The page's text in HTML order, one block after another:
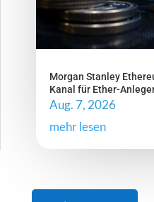
Morgan Stanley
Kanal für Ether-
Aug. 7, 2026
mehr lesen